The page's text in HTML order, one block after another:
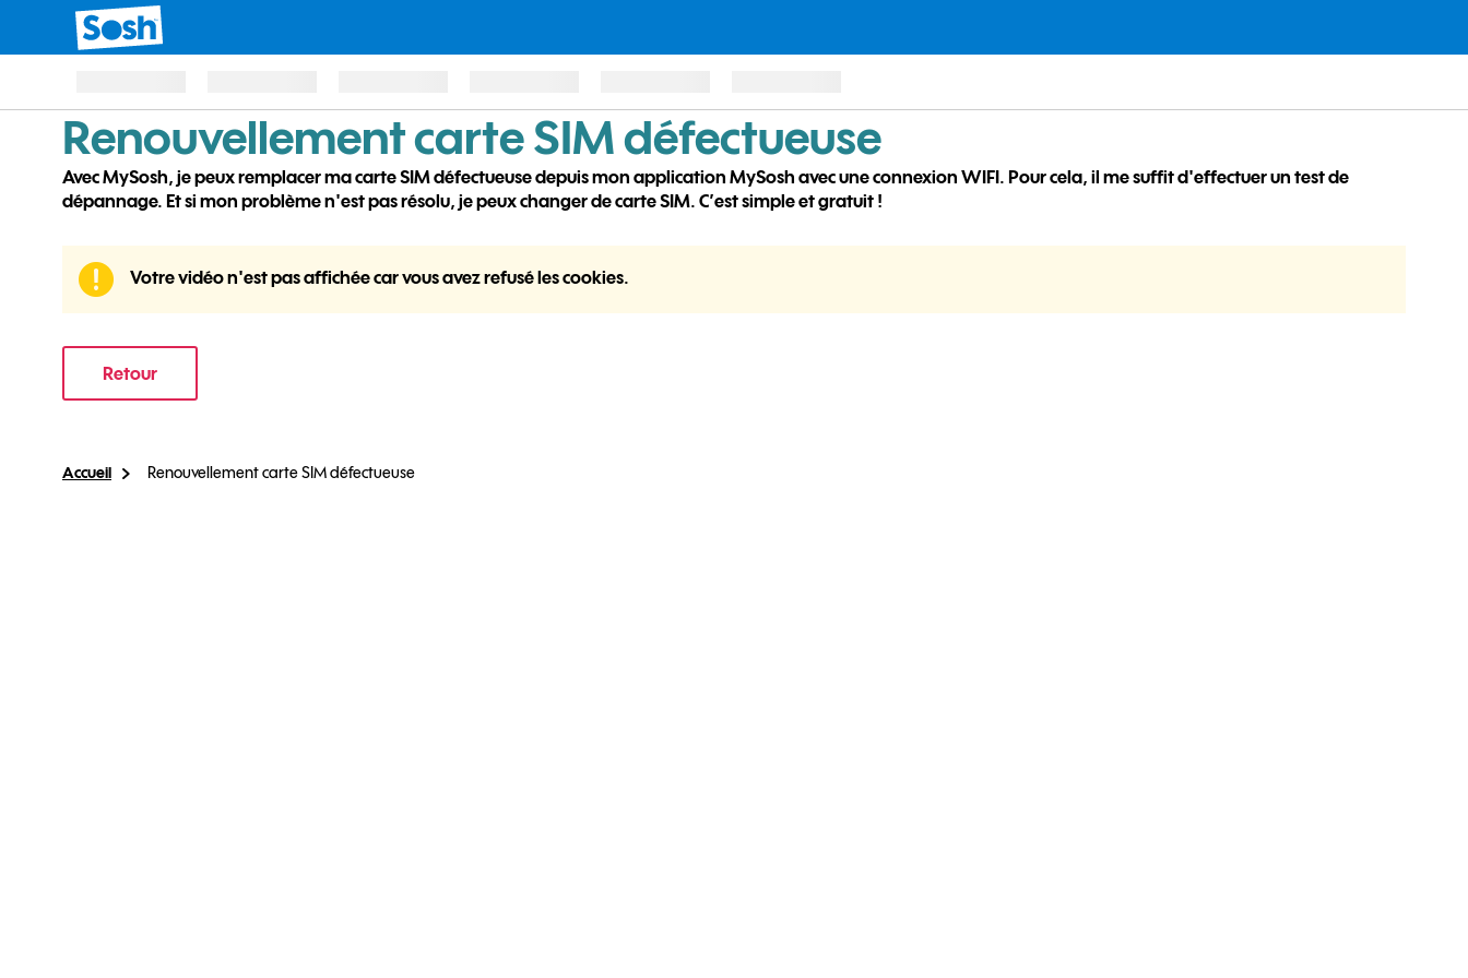
Renouvellementcarte SIM défectueuse
Avec MySosh, je peux remplacer ma carte SIM défectueuse depuis mon application MySosh avec une connexion WIFI. Pour cela, il me suffit d'effectuer un test de
dépannage. Et si mon problème n'est pas résolu, je peux changer de carte SIM. C’est simple et gratuit !
Votre vidéo n'est pas affichée car vous avez refusé les cookies.
Retour
Accueil Renouvellement carte SIM défectueuse